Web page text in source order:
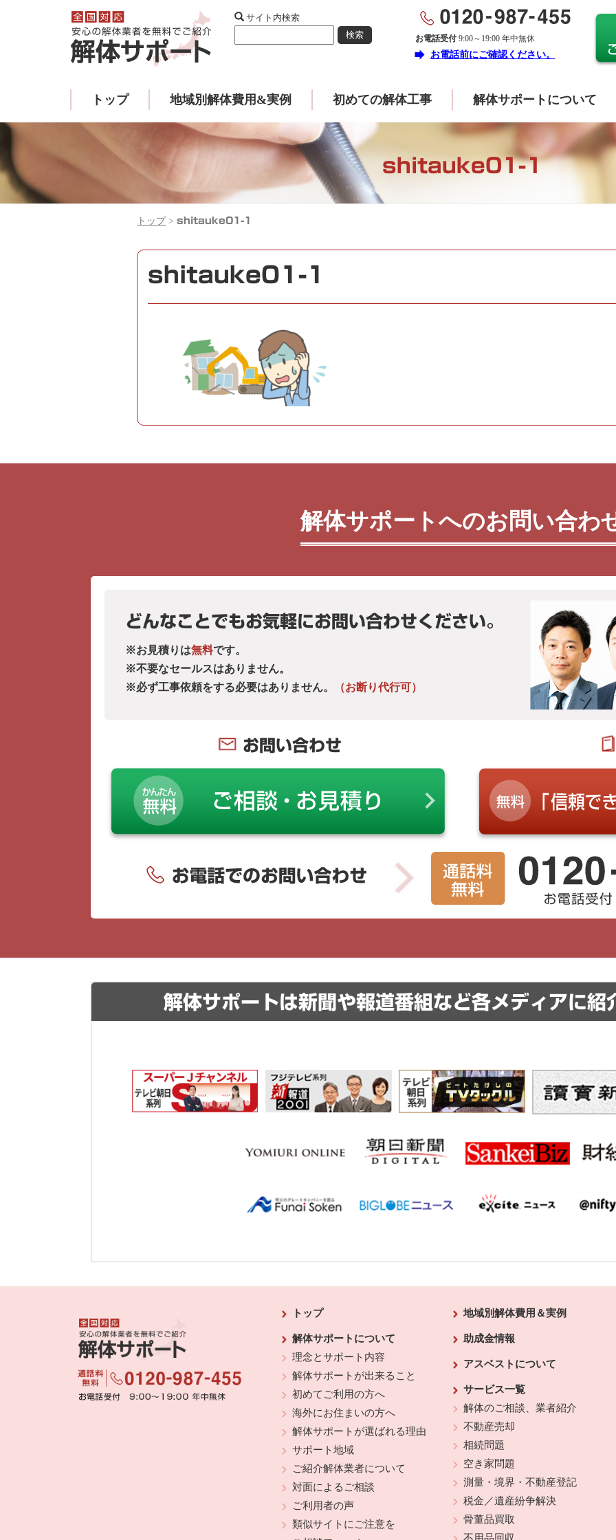
サイト内検索
お電話受付9:00～19:00 年中無休
forward お電話前にご確認ください。
トップ 地域別解体費用&実例 初めての解体工事 解体サポートについて
shitauke01-1
トップ >shitauke01-1
shitauke01-1
解体サポートへのお問い合わ
どんなことでもお気軽にお問い合わせください。
※お見積りは無料です。
※不要なセールスはありません。
※必ず工事依頼をする必要はありません。
（お断り代行可）
お問い合わせ
解体サポートは新聞や報道番組など各メディアに紹
トップ
解体サポートについて
理念とサポート内容
解体サポートが出来ること
初めてご利用の方へ
海外にお住まいの方へ
解体サポートが選ばれる理由
サポート地域
ご紹介解体業者について
対面によるご相談
ご利用者の声
類似サイトにご注意を
地域別解体費用＆実例
助成金情報
アスベストについて
サービス一覧
解体のご相談、業者紹介
不動産売却
相続問題
空き家問題
測量・境界・不動産登記
税金／遺産紛争解決
骨董品買取
不用品回収